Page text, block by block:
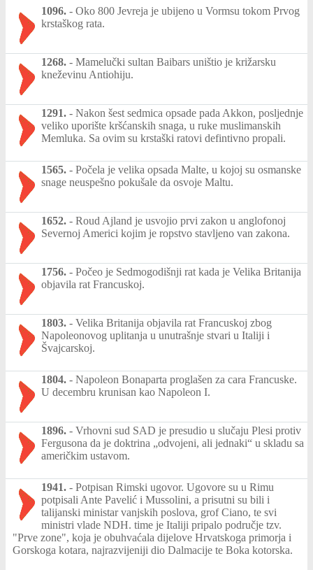
1096. - Oko 800 Jevreja je ubijeno u Vormsu tokom Prvog
krstaškog rata.
1268. - Mamelučki sultan Baibars uništio je križarsku
kneževinu Antiohiju.
1291. - Nakon šest sedmica opsade pada Akkon, posljednje
veliko uporište kršćanskih snaga, u ruke muslimanskih
Memluka. Sa ovim su krstaški ratovi defintivno propali.
1565. - Počela je velika opsada Malte, u kojoj su osmanske
snage neuspešno pokušale da osvoje Maltu.
1652. - Roud Ajland je usvojio prvi zakon u anglofonoj
Severnoj Americi kojim je ropstvo stavljeno van zakona.
1756. - Počeo je Sedmogodišnji rat kada je Velika Britanija
objavila rat Francuskoj.
1803. - Velika Britanija objavila rat Francuskoj zbog
Napoleonovog uplitanja u unutrašnje stvari u Italiji i
Švajcarskoj.
1804. - Napoleon Bonaparta proglašen za cara Francuske.
U decembru krunisan kao Napoleon I.
1896. - Vrhovni sud SAD je presudio u slučaju Plesi protiv
Fergusona da je doktrina „odvojeni, ali jednaki“ u skladu sa
američkim ustavom.
1941. - Potpisan Rimski ugovor. Ugovore su u Rimu
potpisali Ante Pavelić i Mussolini, a prisutni su bili i
talijanski ministar vanjskih poslova, grof Ciano, te svi
ministri vlade NDH. time je Italiji pripalo područje tzv.
"Prve zone", koja je obuhvaćala dijelove Hrvatskoga primorja i
Gorskoga kotara, najrazvijeniji dio Dalmacije te Boka kotorska.